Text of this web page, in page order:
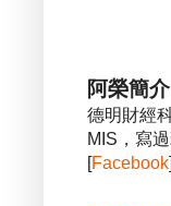
阿榮簡介
德明財經
MIS，寫
[Facebook